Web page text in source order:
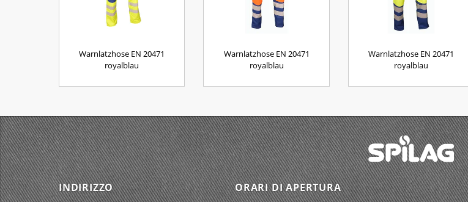
Warnlatzhose EN 20471
royalblau
Warnlatzhose EN 20471
royalblau
Warnlatzhose EN 20471
royalblau
INDIRIZZO ORARI DI APERTURA